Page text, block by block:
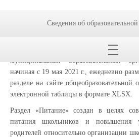
автоматического мониторинга и
начального общего образования
муниципальных образовательных
начиная с 19 мая 2021 г., ежедневно
разделе на сайте
электронной таблицы в формате XLSX.
Раздел «Питание» создан в целях
питания школьников и повышения
родителей относительно организации
Сведения об